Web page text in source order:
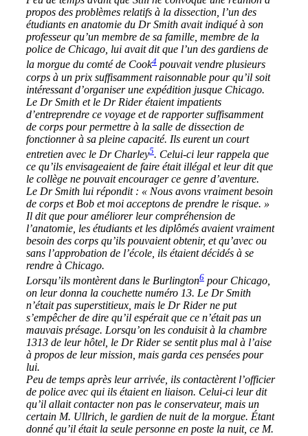
propos des problèmes relatifs à la dissection, l’un des
étudiants en anatomie du Dr Smith avait indiqué à son
professeur qu’un membre de sa famille, membre de la
police de Chicago, lui avait dit que l’un des gardiens de
la morgue du comté de Cook4 pouvait vendre plusieurs
corps à un prix suffisamment raisonnable pour qu’il soit
intéressant d’organiser une expédition jusque Chicago.
Le Dr Smith et le Dr Rider étaient impatients
d’entreprendre ce voyage et de rapporter suffisamment
de corps pour permettre à la salle de dissection de
fonctionner à sa pleine capacité. Ils eurent un court
entretien avec le Dr Charley5. Celui-ci leur rappela que
ce qu’ils envisageaient de faire était illégal et leur dit que
le collège ne pouvait encourager ce genre d’aventure.
Le Dr Smith lui répondit : « Nous avons vraiment besoin
de corps et Bob et moi acceptons de prendre le risque. »
Il dit que pour améliorer leur compréhension de
l’anatomie, les étudiants et les diplômés avaient vraiment
besoin des corps qu’ils pouvaient obtenir, et qu’avec ou
sans l’approbation de l’école, ils étaient décidés à se
rendre à Chicago.
Lorsqu’ils montèrent dans le Burlington6 pour Chicago,
on leur donna la couchette numéro 13. Le Dr Smith
n’était pas superstitieux, mais le Dr Rider ne put
s’empêcher de dire qu’il espérait que ce n’était pas un
mauvais présage. Lorsqu’on les conduisit à la chambre
1313 de leur hôtel, le Dr Rider se sentit plus mal à l’aise
à propos de leur mission, mais garda ces pensées pour
lui.
Peu de temps après leur arrivée, ils contactèrent l’officier
de police avec qui ils étaient en liaison. Celui-ci leur dit
qu’il allait contacter non pas le conservateur, mais un
certain M. Ullrich, le gardien de nuit de la morgue. Étant
donné qu’il était la seule personne en poste la nuit, ce M.